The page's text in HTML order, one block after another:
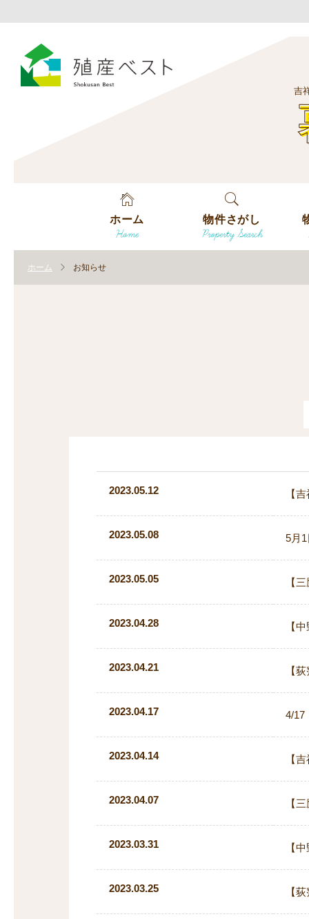
吉
ホーム
Home
物件さがし
Property Search
ホーム お知らせ
2023.05.12 【
2023.05.08 5月
2023.05.05 【
2023.04.28 【
2023.04.21 【
2023.04.17 4/17
2023.04.14 【
2023.04.07 【
2023.03.31 【
2023.03.25 【